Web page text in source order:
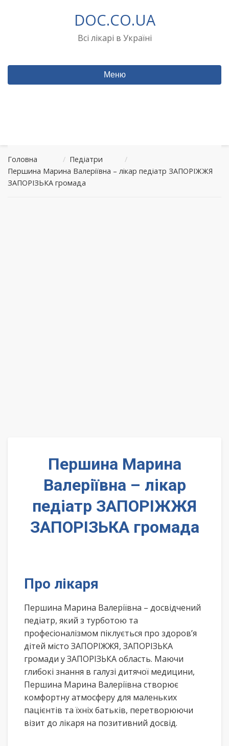
DOC.CO.UA
Всі лікарі в Україні
Меню
Головна / Педіатри
/
Першина Марина Валеріївна – лікар педіатр ЗАПОРІЖЖЯ
ЗАПОРІЗЬКА громада
Першина Марина
Валеріївна – лікар
педіатр ЗАПОРІЖЖЯ
ЗАПОРІЗЬКА громада
Про лікаря
Першина Марина Валеріївна – досвідчений
педіатр, який з турботою та
професіоналізмом піклується про здоров’я
дітей місто ЗАПОРІЖЖЯ, ЗАПОРІЗЬКА
громади у ЗАПОРІЗЬКА область. Маючи
глибокі знання в галузі дитячої медицини,
Першина Марина Валеріївна створює
комфортну атмосферу для маленьких
пацієнтів та їхніх батьків, перетворюючи
візит до лікаря на позитивний досвід.